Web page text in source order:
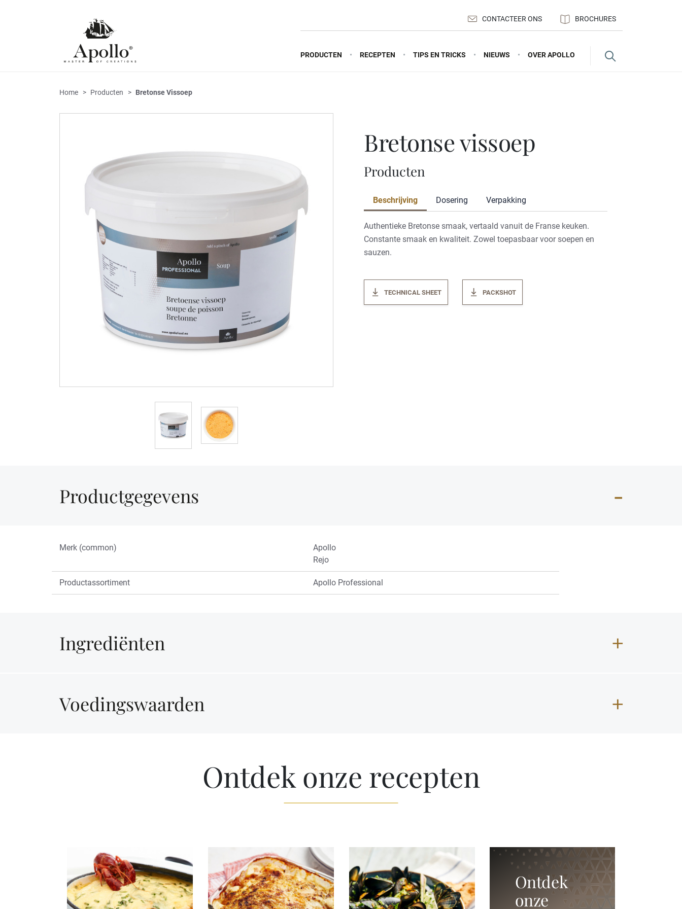
CONTACTEER ONS BROCHURES
PRODUCTEN RECEPTEN TIPS EN TRICKS NIEUWS OVER APOLLO
Home Producten Bretonse Vissoep
bretonse vissoep
Producten
Beschrijving Dosering Verpakking
Authentieke Bretonse smaak, vertaald vanuit de Franse keuken.
Constante smaak en kwaliteit. Zowel toepasbaar voor soepen en
sauzen.
TECHNICAL SHEET PACKSHOT
Productgegevens
Merk (common)
Apollo
Rejo
Productassortiment Apollo Professional
Ingrediënten
Voedingswaarden
Ontdek onze recepten
Ontdek
onze